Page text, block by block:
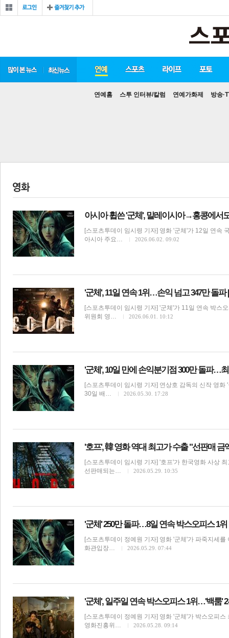
많이 본 뉴스 최신 뉴스 연예
연예홈 스투 인터뷰/칼럼 연예가화제 방송
스포츠 라이프 포토
아시아 휩쓴 '군체', 말레이시아→홍콩에서
[스포츠투데이 임시령 기자] 영화 '군체'가 12일 연속
아시아 주요…
2026.06.02. 09:02
'군체', 11일 연속 1위…손익 넘고 347만 돌
[스포츠투데이 임시령 기자] '군체'가 11일 연속 박스
위원회 영…
2026.06.01. 10:12
'군체', 10일 만에 손익분기점 300만 돌파…
[스포츠투데이 임시령 기자] 연상호 감독의 신작 영
30일 배…
2026.05.30. 17:28
'호프', 韓 영화 역대 최고가 수출 "선판매
[스포츠투데이 임시령 기자] '호프'가 한국영화 사상
선판매되는…
2026.05.29. 10:35
'군체' 250만 돌파…8일 연속 박스오피스 1
[스포츠투데이 정예원 기자] 영화 '군체'가 파죽지세
화관입장…
2026.05.29. 07:44
'군체', 일주일 연속 박스오피스 1위…'백룸'
[스포츠투데이 정예원 기자] 영화 '군체'가 박스오피
영화진흥위…
2026.05.28. 09:14